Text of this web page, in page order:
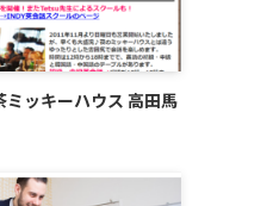
ミッキーハウス 高田馬